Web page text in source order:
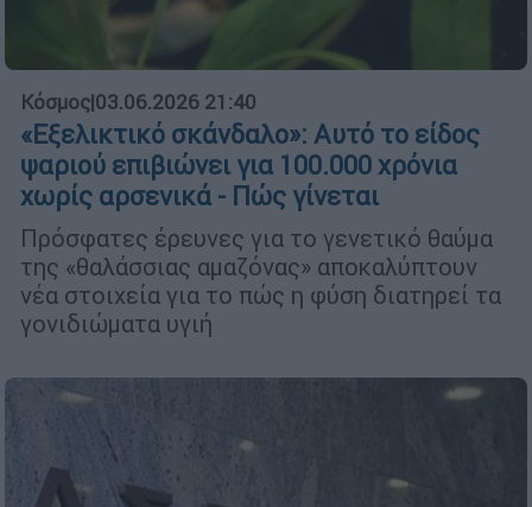
Κόσμος|03.06.2026 21:40
«Εξελικτικό σκάνδαλο»: Αυτό το είδος
ψαριού επιβιώνει για 100.000 χρόνια
χωρίς αρσενικά - Πώς γίνεται
Πρόσφατες έρευνες για το γενετικό θαύμα
της «θαλάσσιας αμαζόνας» αποκαλύπτουν
νέα στοιχεία για το πώς η φύση διατηρεί τα
γονιδιώματα υγιή